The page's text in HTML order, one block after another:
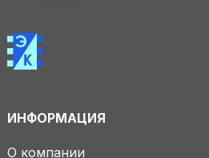
ИНФОРМАЦИЯ
О компании